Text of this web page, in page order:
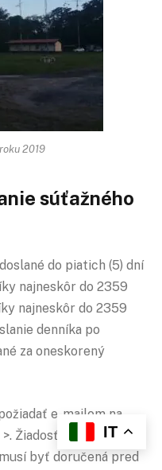
2019
súťažného
do piatich (5) dní
najneskôr do 2359
najneskôr do 2359
denníka po
za oneskorený
e-mailom na
Žiadosť musí
byť doručená pred
IT